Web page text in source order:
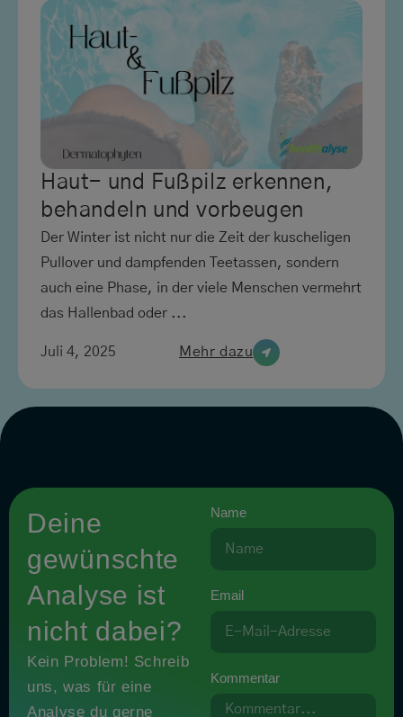
Haut- und Fußpilz erkennen,
behandeln und vorbeugen
Der Winter ist nicht nur die Zeit der kuscheligen
Pullover und dampfenden Teetassen, sondern
auch eine Phase, in der viele Menschen vermehrt
das Hallenbad oder ...
Juli 4, 2025 Mehr dazu
Deine
gewünschte
Analyse ist
nicht dabei?
Kein Problem! Schreib
uns, was für eine
Analyse du gerne
Name
Email
Kommentar